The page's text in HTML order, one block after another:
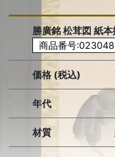
勝廣銘 松茸図 紙
商品番号:023048
価格 (税込)
年代
材質